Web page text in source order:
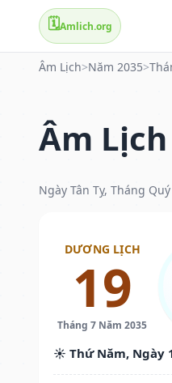
🗓️Amlich.org
Âm Lịch>Năm 2035>
Âm
Ngày Tân Tỵ, Tháng
DƯƠNG LỊCH
19
Tháng 7 Năm 2035
☀️ Thứ Năm, Ngày